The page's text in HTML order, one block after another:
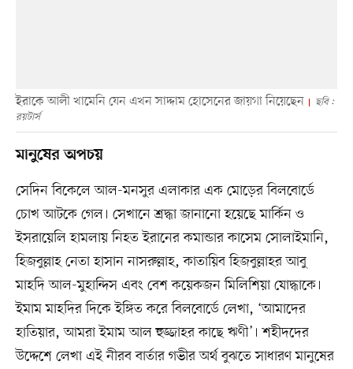
ইরাকে আলী খামেনি যেন এখন সাদ্দাম হোসেনের জায়গা নিয়েছেন
ছবি :
রয়টার্স
মানুষের অপচয়
সেদিন বিকেলে আল-মনসুর এলাকার এক মোড়ের বিলবোর্ডে
চোখ আটকে গেল। সেখানে শ্রদ্ধা জানানো হয়েছে মার্কিন ও
ইসরায়েলি হামলায় নিহত ইরানের কমান্ডার কাসেম সোলাইমানি,
হিজবুল্লাহ নেতা হাসান নাসরুল্লাহ, কাতায়িব হিজবুল্লাহর আবু
মাহদি আল-মুহান্দিস এবং বেশ কয়েকজন মিলিশিয়া যোদ্ধাকে।
ইমাম মাহদির দিকে ইঙ্গিত করে বিলবোর্ডে লেখা, ‘আমাদের
হাতিয়ার, আমরা ইমাম আল হুজ্জাহর কাছে ঋণী’। শহীদদের
উদ্দেশে লেখা এই নীরব বার্তার গভীর অর্থ বুঝতে সাধারণ মানুষের